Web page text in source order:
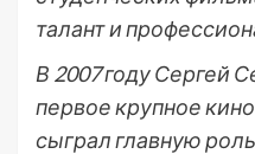
талант и
В 2007 году Сергей
первое крупное
сыграл главную